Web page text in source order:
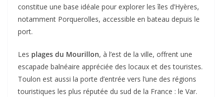
constitue une base idéale pour explorer les îles d’Hyères,
notamment Porquerolles, accessible en bateau depuis le
port.
Les plages du Mourillon, à l’est de la ville, offrent une
escapade balnéaire appréciée des locaux et des touristes.
Toulon est aussi la porte d’entrée vers l’une des régions
touristiques les plus réputée du sud de la France : le Var.